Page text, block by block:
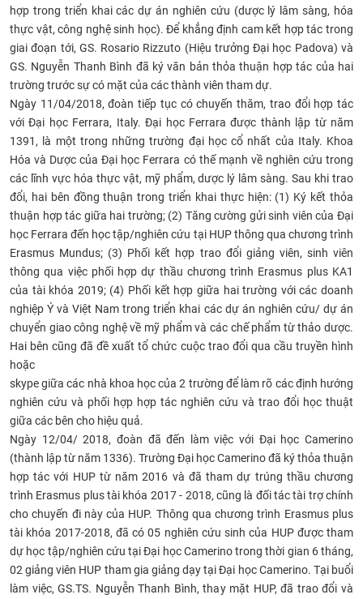
hợp trong triển khai các dự án nghiên cứu (dược lý lâm sàng, hóa
thực vật, công nghệ sinh học). Để khẳng định cam kết hợp tác trong
giai đoạn tới, GS. Rosario Rizzuto (Hiệu trưởng Đại học Padova) và
GS. Nguyễn Thanh Bình đã ký văn bản thỏa thuận hợp tác của hai
trường trước sự có mặt của các thành viên tham dự.
Ngày 11/04/2018, đoàn tiếp tục có chuyến thăm, trao đổi hợp tác
với Đại học Ferrara, Italy. Đại học Ferrara được thành lập từ năm
1391, là một trong những trường đại học cổ nhất của Italy. Khoa
Hóa và Dược của Đại học Ferrara có thế mạnh về nghiên cứu trong
các lĩnh vực hóa thực vật, mỹ phẩm, dược lý lâm sàng. Sau khi trao
đổi, hai bên đồng thuận trong triển khai thực hiện: (1) Ký kết thỏa
thuận hợp tác giữa hai trường; (2) Tăng cường gửi sinh viên của Đại
học Ferrara đến học tập/nghiên cứu tại HUP thông qua chương trình
Erasmus Mundus; (3) Phối kết hợp trao đổi giảng viên, sinh viên
thông qua việc phối hợp dự thầu chương trình Erasmus plus KA1
của tài khóa 2019; (4) Phối kết hợp giữa hai trường với các doanh
nghiệp Ý và Việt Nam trong triển khai các dự án nghiên cứu/ dự án
chuyển giao công nghệ về mỹ phẩm và các chế phẩm từ thảo dược.
Hai bên cũng đã đề xuất tổ chức cuộc trao đổi qua cầu truyền hình
hoặc
skype giữa các nhà khoa học của 2 trường để làm rõ các định hướng
nghiên cứu và phối hợp hợp tác nghiên cứu và trao đổi học thuật
giữa các bên cho hiệu quả.
Ngày 12/04/ 2018, đoàn đã đến làm việc với Đại học Camerino
(thành lập từ năm 1336). Trường Đại học Camerino đã ký thỏa thuận
hợp tác với HUP từ năm 2016 và đã tham dự trúng thầu chương
trình Erasmus plus tài khóa 2017 - 2018, cũng là đối tác tài trợ chính
cho chuyến đi này của HUP. Thông qua chương trình Erasmus plus
tài khóa 2017-2018, đã có 05 nghiên cứu sinh của HUP được tham
dự học tập/nghiên cứu tại Đại học Camerino trong thời gian 6 tháng,
02 giảng viên HUP tham gia giảng dạy tại Đại học Camerino. Tại buổi
làm việc, GS.TS. Nguyễn Thanh Bình, thay mặt HUP, đã trao đổi và